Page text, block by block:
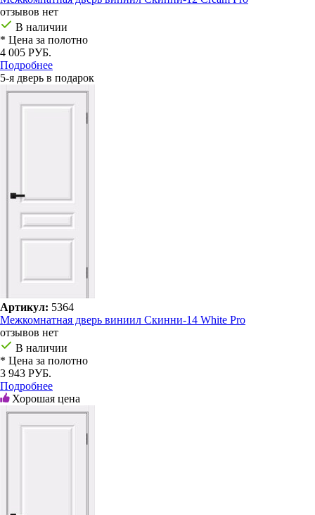
отзывов нет
В наличии
* Цена за полотно
4 005 РУБ.
Подробнее
5-я дверь в подарок
Артикул: 5364
Межкомнатная дверь виниил Скинни-14 White Pro
отзывов нет
В наличии
* Цена за полотно
3 943 РУБ.
Подробнее
Хорошая цена